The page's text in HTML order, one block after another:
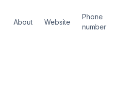
About Website
Phone
number